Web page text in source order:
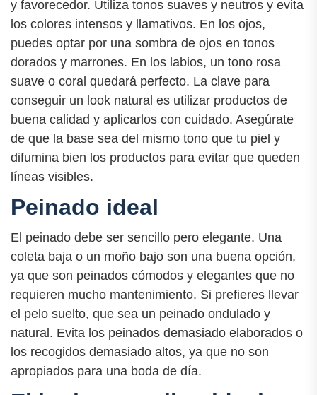
y favorecedor. Utiliza tonos suaves y neutros y evita
los colores intensos y llamativos. En los ojos,
puedes optar por una sombra de ojos en tonos
dorados y marrones. En los labios, un tono rosa
suave o coral quedará perfecto. La clave para
conseguir un look natural es utilizar productos de
buena calidad y aplicarlos con cuidado. Asegúrate
de que la base sea del mismo tono que tu piel y
difumina bien los productos para evitar que queden
líneas visibles.
Peinado ideal
El peinado debe ser sencillo pero elegante. Una
coleta baja o un moño bajo son una buena opción,
ya que son peinados cómodos y elegantes que no
requieren mucho mantenimiento. Si prefieres llevar
el pelo suelto, que sea un peinado ondulado y
natural. Evita los peinados demasiado elaborados o
los recogidos demasiado altos, ya que no son
apropiados para una boda de día.